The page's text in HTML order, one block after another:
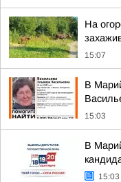
На
15:07
В
15:03
В
15:03